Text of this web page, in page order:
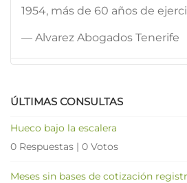
1954, más de 60 años de
— Alvarez Abogados Tenerife
ÚLTIMAS CONSULTAS
Hueco bajo la escalera
0 Respuestas | 0 Votos
Meses sin bases de cotización